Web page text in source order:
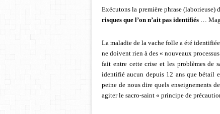
Exécutons la première phrase (laborieuse)
risques que l’on n’ait pas identifiés …
La maladie de la vache folle a été
ne doivent rien à des « nouveaux
fait entre cette crise et les problèmes de
identifié aucun depuis 12 ans que bétail
peine de nous dire quels enseignements
agiter le sacro-saint « principe de